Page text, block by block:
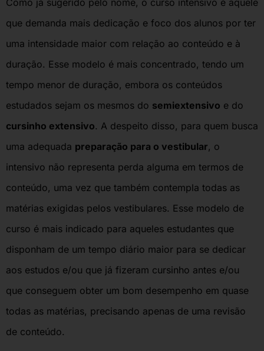
Como já sugerido pelo nome, o curso intensivo é aquele
que demanda mais dedicação e foco dos alunos por ter
uma intensidade maior com relação ao conteúdo e à
duração. Esse modelo é mais concentrado, tendo um
tempo menor de duração, embora os conteúdos
estudados sejam os mesmos do semiextensivo e do
cursinho extensivo. A despeito disso, para quem busca
uma adequada preparação para o vestibular, o
intensivo não representa perda alguma em termos de
conteúdo, uma vez que também contempla todas as
matérias exigidas pelos vestibulares. Esse modelo de
curso é mais indicado para aqueles estudantes que
disponham de um tempo diário maior para se dedicar
aos estudos e/ou que já fizeram cursinho antes e/ou
que conseguem obter um bom desempenho em quase
todas as matérias, precisando apenas de uma revisão
de conteúdo.